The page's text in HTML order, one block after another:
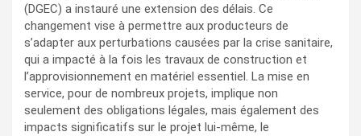
(DGEC) a instauré une extension des délais. Ce
changement vise à permettre aux producteurs de
s’adapter aux perturbations causées par la crise sanitaire,
qui a impacté à la fois les travaux de construction et
l’approvisionnement en matériel essentiel. La mise en
service, pour de nombreux projets, implique non
seulement des obligations légales, mais également des
impacts significatifs sur le projet lui-même, le